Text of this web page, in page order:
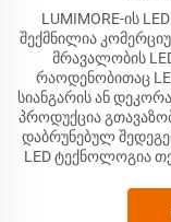
LUMIMORE-ის
შექმნილია
მრავალობის
რაოდენობითაც
სიანგარის ან
პროდუქცია
დაბრუნებულ
LED ტექნოლოგია